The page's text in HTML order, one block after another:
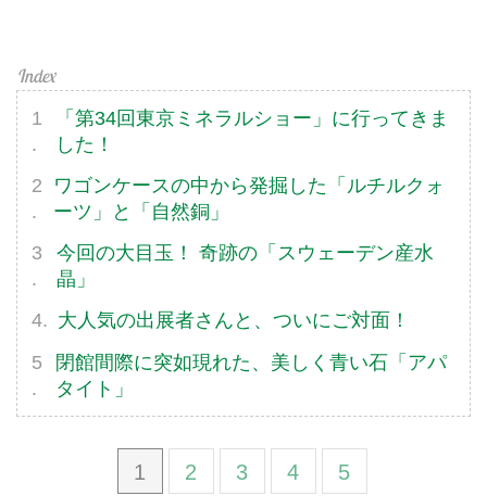
「第34回東京ミネラルショー」に行ってきま
した！
ワゴンケースの中から発掘した「ルチルクォ
ーツ」と「自然銅」
今回の大目玉！ 奇跡の「スウェーデン産水
晶」
大人気の出展者さんと、ついにご対面！
閉館間際に突如現れた、美しく青い石「アパ
タイト」
1 2 3 4 5